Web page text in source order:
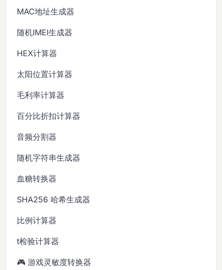
MAC地址生成器
随机IMEI生成器
HEX计算器
太阳位置计算器
毛利率计算器
百分比折扣计算器
音频分割器
随机字符串生成器
血糖转换器
SHA256 哈希生成器
比例计算器
t检验计算器
🎮 游戏灵敏度转换器